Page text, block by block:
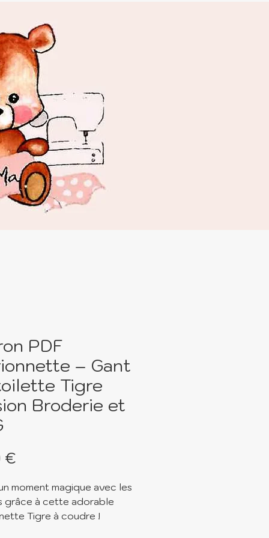
PDF
– Gant
Tigre
Broderie et
€
moment magique avec les
grâce à cette adorable
Tigre à coudre !